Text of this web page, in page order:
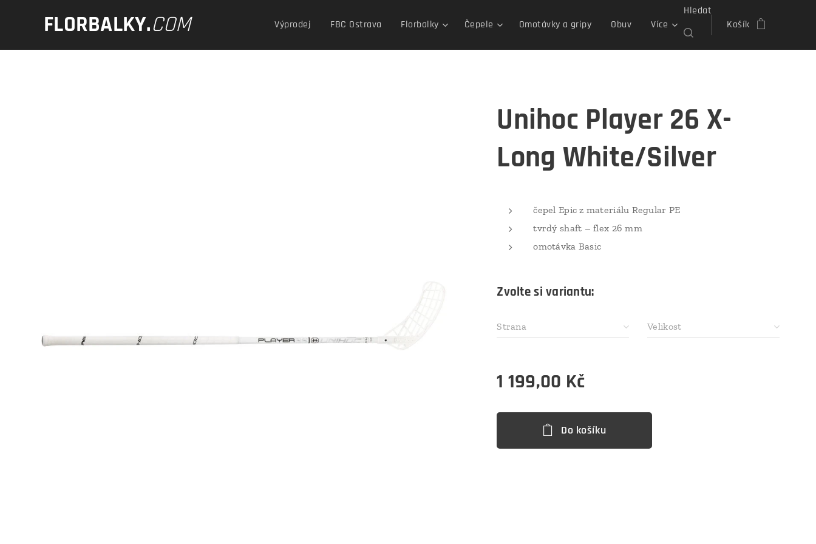
FLORBALKY.COM Výprodej FBC Ostrava Florbalky Čepele Omotávky a gripy Obuv Více
Hledat
Košík
Unihoc Player 26 X-
Long White/Silver
čepel Epic z materiálu Regular PE
tvrdý shaft – flex 26 mm
omotávka Basic
Zvolte si variantu:
Strana Velikost
1 199,00 Kč
Do košíku